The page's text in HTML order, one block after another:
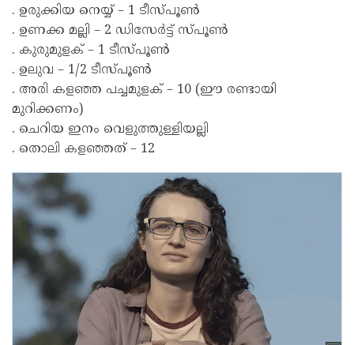
. ഉരുക്കിയ നെയ്യ് – 1 ടീസ്പൂണ്‍
. ഉണക്ക മല്ലി – 2 ഡിസേര്‍ട്ട് സ്പൂണ്‍
. കുരുമുളക് – 1 ടീസ്പൂണ്‍
. ഉലുവ – 1/2 ടീസ്പൂണ്‍
. അരി കളഞ്ഞ പച്ചമുളക് – 10 (ഈ രണ്ടായി
മുറിക്കണം)
. ചെറിയ ഇനം വെളുത്തുള്ളിയല്ലി
. തൊലി കളഞ്ഞത് – 12